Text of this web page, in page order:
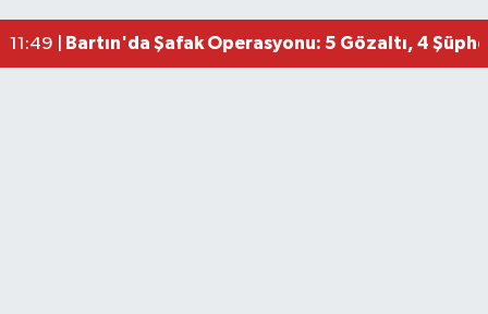
11:49 | Bartın'da Şafak Operasyonu: 5 Gözaltı, 4